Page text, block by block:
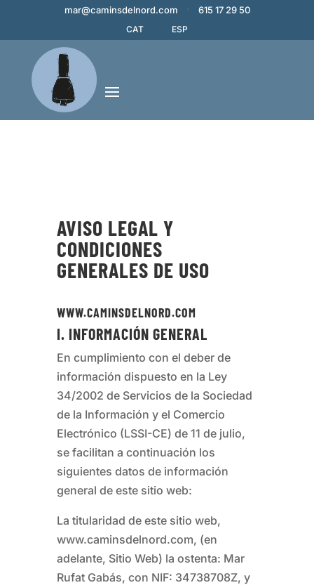
mar@caminsdelnord.com · 615 17 29 50
CAT ESP
AVISO LEGAL Y
CONDICIONES
GENERALES DE USO
WWW.CAMINSDELNORD.COM
I. INFORMACIÓN GENERAL
En cumplimiento con el deber de
información dispuesto en la Ley
34/2002 de Servicios de la Sociedad
de la Información y el Comercio
Electrónico (LSSI-CE) de 11 de julio,
se facilitan a continuación los
siguientes datos de información
general de este sitio web:
La titularidad de este sitio web,
www.caminsdelnord.com, (en
adelante, Sitio Web) la ostenta: Mar
Rufat Gabás, con NIF: 34738708Z, y